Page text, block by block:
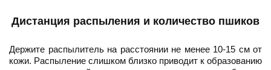
Дистанция распыления и количество пшиков
Держите распылитель на расстоянии не менее 10-15 см от
кожи. Распыление слишком близко приводит к образованию